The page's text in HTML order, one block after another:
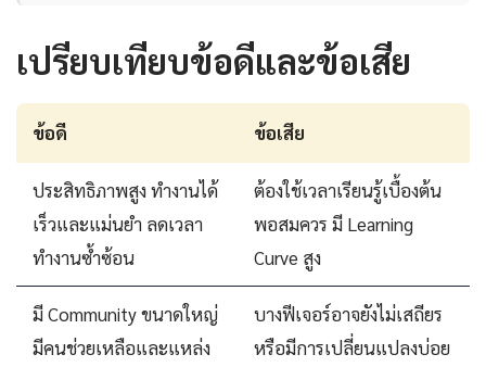
เปรียบเทียบข้อดีและข้อเสีย
ข้อดี ข้อเสีย
ประสิทธิภาพสูง ทำงานได้
เร็วและแม่นยำ ลดเวลา
ทำงานซ้ำซ้อน
ต้องใช้เวลาเรียนรู้เบื้องต้น
พอสมควร มี Learning
Curve สูง
มี Community ขนาดใหญ่
มีคนช่วยเหลือและแหล่ง
บางฟีเจอร์อาจยังไม่เสถียร
หรือมีการเปลี่ยนแปลงบ่อย